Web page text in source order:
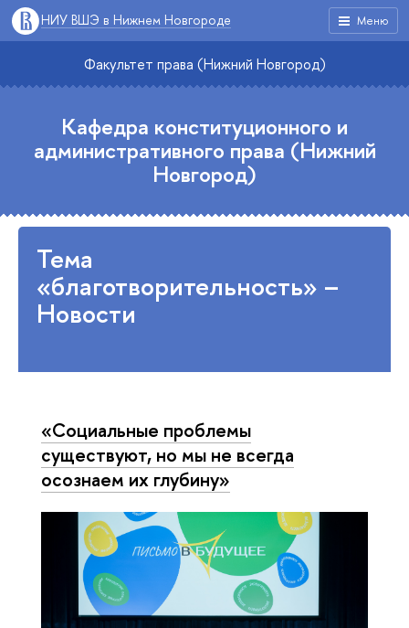
Меню
НИУ ВШЭ в Нижнем Новгороде
Факультет права (Нижний Новгород)
Кафедра конституционного и
административного права (Нижний
Новгород)
Тема
«благотворительность» –
Новости
«Социальные проблемы
существуют, но мы не всегда
осознаем их глубину»